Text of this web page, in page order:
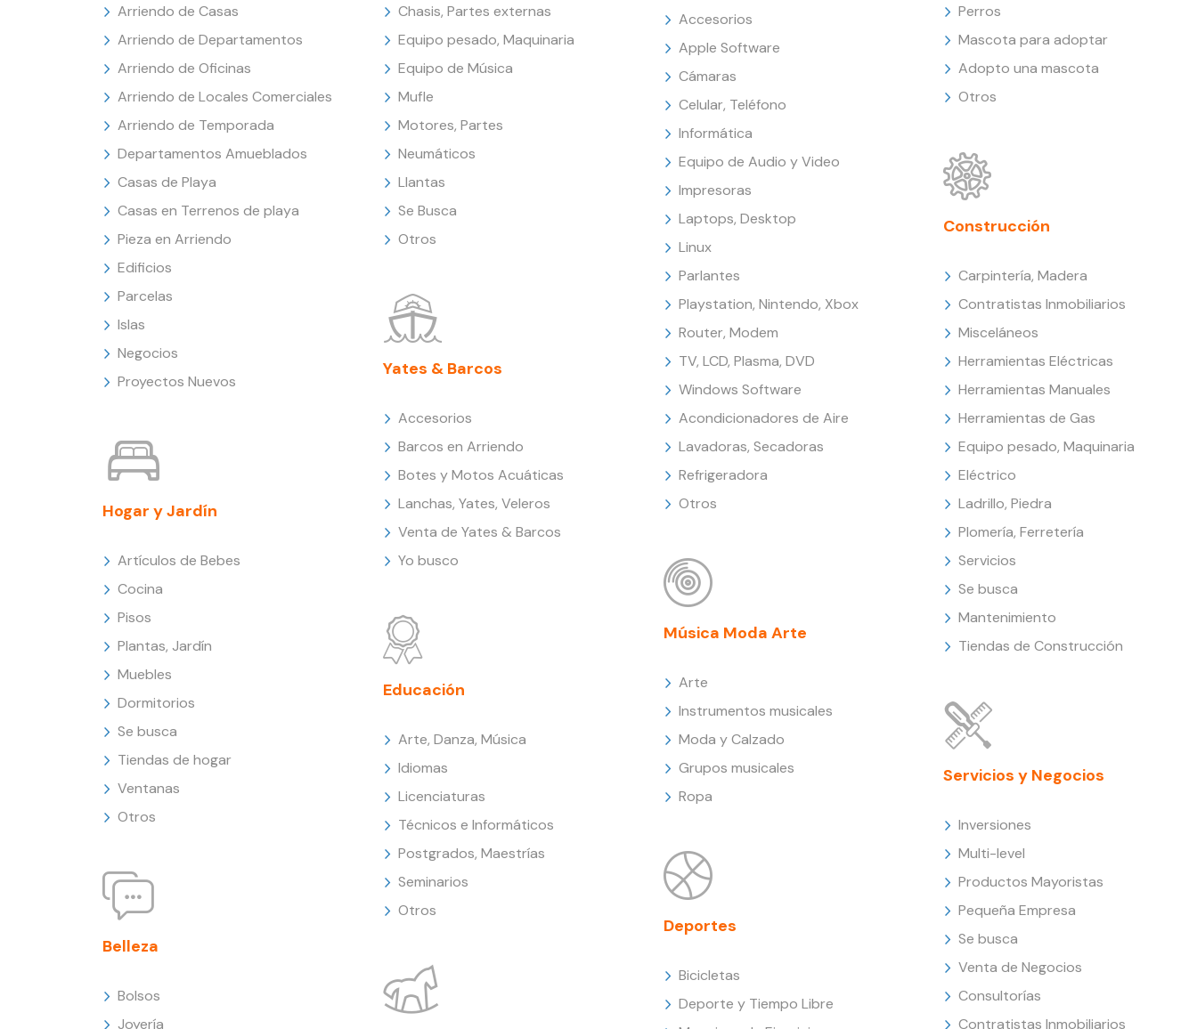
Arriendo de Casas
Arriendo de Departamentos
Arriendo de Oficinas
Arriendo de Locales Comerciales
Arriendo de Temporada
Departamentos Amueblados
Casas de Playa
Casas en Terrenos de playa
Pieza en Arriendo
Edificios
Parcelas
Islas
Negocios
Proyectos Nuevos
Hogar y Jardín
Artículos de Bebes
Cocina
Pisos
Plantas, Jardín
Muebles
Dormitorios
Se busca
Tiendas de hogar
Ventanas
Otros
Belleza
Bolsos
Joyería
Chasis, Partes externas
Equipo pesado, Maquinaria
Equipo de Música
Mufle
Motores, Partes
Neumáticos
Llantas
Se Busca
Otros
Yates & Barcos
Accesorios
Barcos en Arriendo
Botes y Motos Acuáticas
Lanchas, Yates, Veleros
Venta de Yates & Barcos
Yo busco
Educación
Arte, Danza, Música
Idiomas
Licenciaturas
Técnicos e Informáticos
Postgrados, Maestrías
Seminarios
Otros
Accesorios
Apple Software
Cámaras
Celular, Teléfono
Informática
Equipo de Audio y Video
Impresoras
Laptops, Desktop
Linux
Parlantes
Playstation, Nintendo, Xbox
Router, Modem
TV, LCD, Plasma, DVD
Windows Software
Acondicionadores de Aire
Lavadoras, Secadoras
Refrigeradora
Otros
Música Moda Arte
Arte
Instrumentos musicales
Moda y Calzado
Grupos musicales
Ropa
Deportes
Bicicletas
Deporte y Tiempo Libre
Perros
Mascota para adoptar
Adopto una mascota
Otros
Construcción
Carpintería, Madera
Contratistas Inmobiliarios
Misceláneos
Herramientas Eléctricas
Herramientas Manuales
Herramientas de Gas
Equipo pesado, Maquinaria
Eléctrico
Ladrillo, Piedra
Plomería, Ferretería
Servicios
Se busca
Mantenimiento
Tiendas de Construcción
Servicios y Negocios
Inversiones
Multi-level
Productos Mayoristas
Pequeña Empresa
Se busca
Venta de Negocios
Consultorías
Contratistas Inmobiliarios